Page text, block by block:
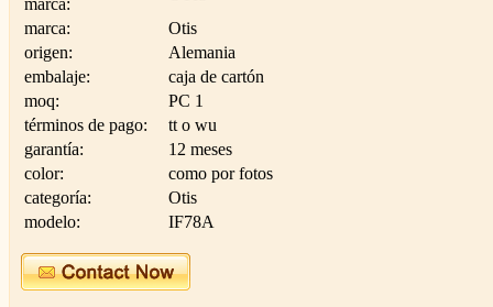
marca:
marca:
Otis
origen:
Alemania
embalaje:
caja de cartón
moq:
PC 1
términos de pago:
tt o wu
garantía:
12 meses
color:
como por fotos
categoría:
Otis
modelo:
IF78A